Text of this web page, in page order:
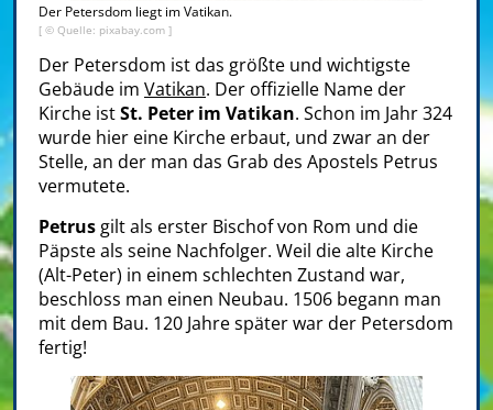
Der Petersdom liegt im Vatikan.
[ © Quelle: pixabay.com ]
Der Petersdom ist das größte und wichtigste
Gebäude im Vatikan. Der offizielle Name der
Kirche istSt. Peter im Vatikan. Schon im Jahr 324
wurde hier eine Kirche erbaut, und zwar an der
Stelle, an der man das Grab des Apostels Petrus
vermutete.
Petrus gilt als erster Bischof von Rom und die
Päpste als seine Nachfolger. Weil die alte Kirche
(Alt-Peter) in einem schlechten Zustand war,
beschloss man einen Neubau. 1506 begann man
mit dem Bau. 120 Jahre später war der Petersdom
fertig!